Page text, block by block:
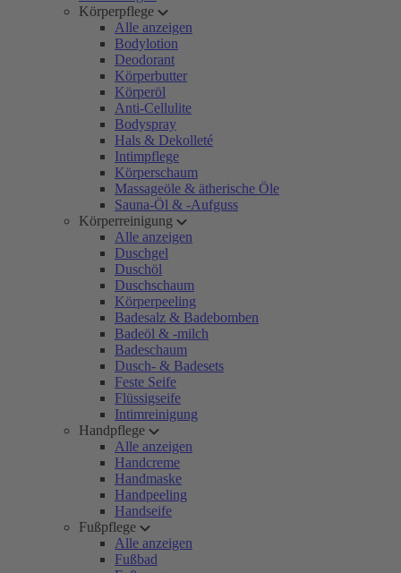
Körperpflege
Alle anzeigen
Bodylotion
Deodorant
Körperbutter
Körperöl
Anti-Cellulite
Bodyspray
Hals & Dekolleté
Intimpflege
Körperschaum
Massageöle & ätherische Öle
Sauna-Öl & -Aufguss
Körperreinigung
Alle anzeigen
Duschgel
Duschöl
Duschschaum
Körperpeeling
Badesalz & Badebomben
Badeöl & -milch
Badeschaum
Dusch- & Badesets
Feste Seife
Flüssigseife
Intimreinigung
Handpflege
Alle anzeigen
Handcreme
Handmaske
Handpeeling
Handseife
Fußpflege
Alle anzeigen
Fußbad